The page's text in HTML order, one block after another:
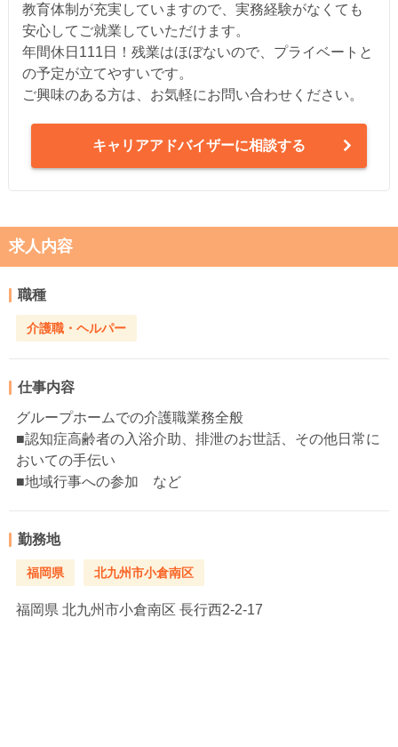
教育体制が充実していますので、実務経験がなくても
安心してご就業していただけます。
年間休日111日！残業はほぼないので、プライベートと
の予定が立てやすいです。
ご興味のある方は、お気軽にお問い合わせください。
キャリアアドバイザーに相談する
求人内容
職種
介護職・ヘルパー
仕事内容
グループホームでの介護職業務全般
■認知症高齢者の入浴介助、排泄のお世話、その他日常に
おいての手伝い
■地域行事への参加 など
勤務地
福岡県 北九州市小倉南区
福岡県 北九州市小倉南区 長行西2-2-17